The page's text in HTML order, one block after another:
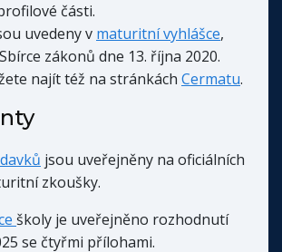
části.
uvedeny v maturitní vyhlášce,
zákonů dne 13. října 2020.
najít též na stránkách Cermatu.
jsou uveřejněny na oficiálních
zkoušky.
školy je uveřejněno rozhodnutí
se čtyřmi přílohami.